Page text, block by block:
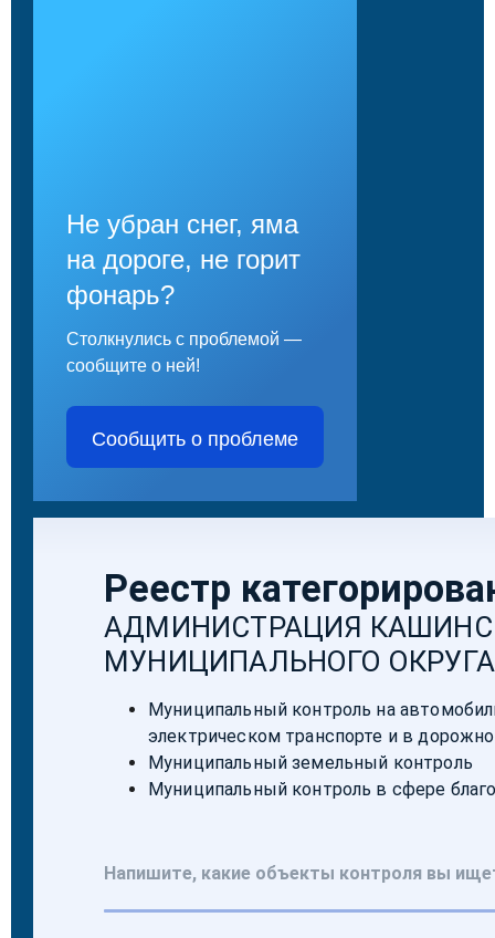
Не убран снег, яма
на дороге, не горит
фонарь?
Столкнулись с проблемой —
сообщите о ней!
Сообщить о проблеме